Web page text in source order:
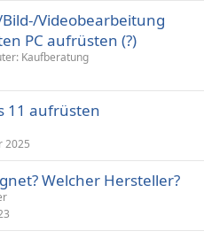
Videobearbeitung
PC aufrüsten (?)
Kaufberatung
11 aufrüsten
2025
Welcher Hersteller?